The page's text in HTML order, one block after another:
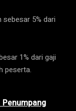
sebesar 5% dari
1% dari gaji
peserta.